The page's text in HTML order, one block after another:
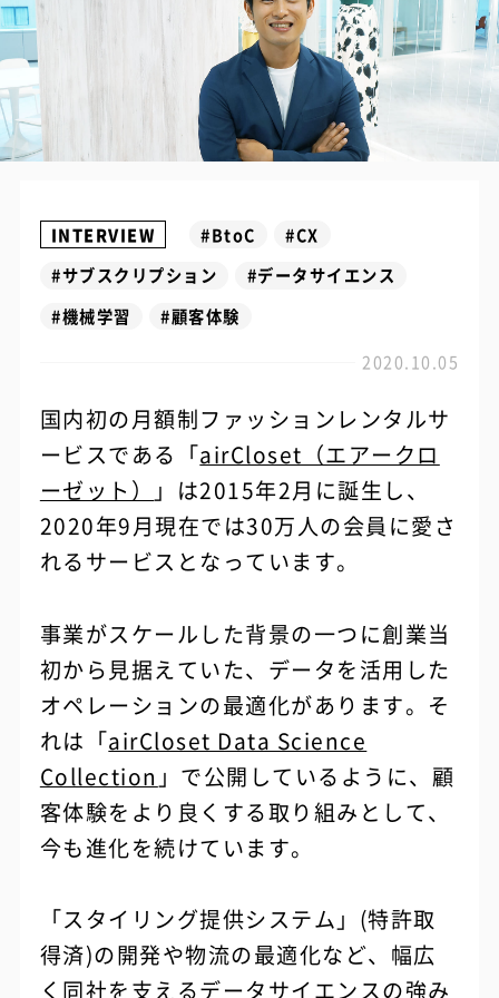
INTERVIEW #BtoC
#CX
#サブスクリプション
#データサイエンス
#機械学習
#顧客体験
2020.10.05
国内初の月額制ファッションレンタルサ
ービスである「airCloset（エアークロ
ーゼット）
」は2015年2月に誕生し、
2020年9月現在では30万人の会員に愛さ
れるサービスとなっています。
事業がスケールした背景の一つに創業当
初から見据えていた、データを活用した
オペレーションの最適化があります。そ
れは「airCloset Data Science
Collection 」で公開しているように、顧
客体験をより良くする取り組みとして、
今も進化を続けています。
「スタイリング提供システム」(特許取
得済)の開発や物流の最適化など、幅広
く同社を支えるデータサイエンスの強み